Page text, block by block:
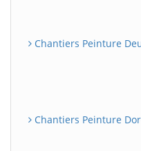
Chantiers Peinture
Chantiers Peinture